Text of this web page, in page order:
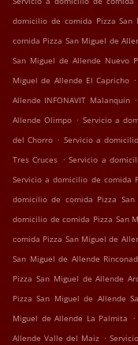
domicilio de comida Pizza San
comida Pizza San Miguel de
San Miguel de Allende Nuevo
Miguel de Allende El Capricho .
Allende INFONAVIT Malanquin .
Allende Olimpo . Servicio a
del Chorro . Servicio a
Tres Cruces . Servicio a
Servicio a domicilio de comida
domicilio de comida Pizza
domicilio de comida Pizza San
comida Pizza San Miguel de
San Miguel de Allende
Pizza San Miguel de Allende
Pizza San Miguel de Allende
Miguel de Allende La Palmita .
Allende Valle del Maiz .